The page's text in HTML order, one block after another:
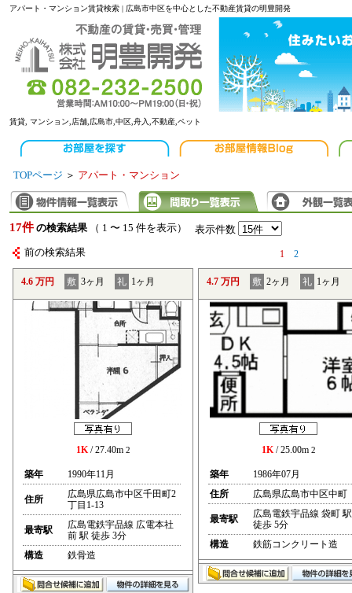
アパート・マンション賃貸検索 | 広島市中区を中心とした不動産賃貸の明豊開発
賃貸, マンション,店舗,広島市,中区,舟入,不動産,ペット
TOPページ ＞ アパート・マンション
17件 の検索結果 （ 1 〜 15 件を表示） 表示件数
前の検索結果 1 2
4.6 万円 敷 3ヶ月 礼 1ヶ月
1K/ 27.40m 2
築年 1990年11月
住所
広島県広島市中区千田町2
丁目1-13
最寄駅
広島電鉄宇品線 広電本社
前 駅 徒歩 3分
構造
鉄骨造
4.7 万円 敷 2ヶ月 礼 1ヶ月
1K/ 25.00m 2
築年
1986年07月
住所
広島県広島市中区中町
最寄駅
広島電鉄宇品線 袋町 駅
徒歩 5分
構造
鉄筋コンクリート造